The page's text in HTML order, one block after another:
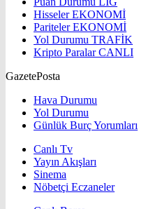
HisselerEKONOMİ
ParitelerEKONOMİ
Yol Durumu TRAFİK
Kripto ParalarCANLI
GazetePosta
Hava Durumu
Yol Durumu
Günlük Burç Yorumları
Canlı Tv
Yayın Akışları
Sinema
Nöbetçi Eczaneler